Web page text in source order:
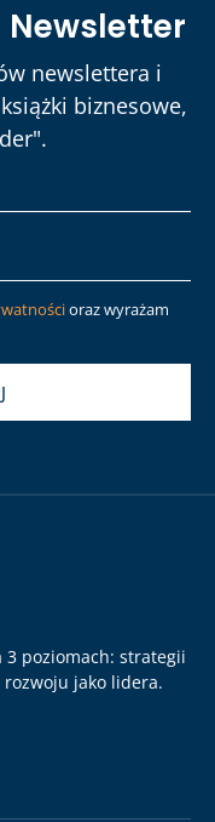
Newsletter
newslettera i
biznesowe,
oraz wyrażam
poziomach: strategii
rozwoju jako lidera.